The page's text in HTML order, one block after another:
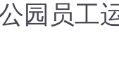
开赛
园员工